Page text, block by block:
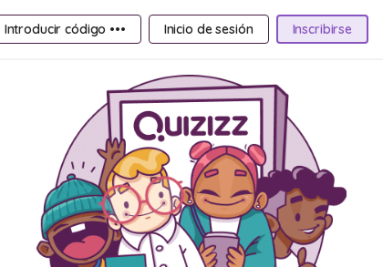
Introducir código ••• Inicio de sesión Inscribirse